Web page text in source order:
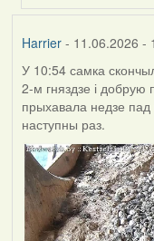
Harrier- 11.06.2026 -
У 10:54 самка
2-м гняздзе і добрую
прыхавала недзе
наступны раз.